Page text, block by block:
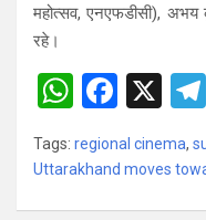
महोत्सव, एनएफडीसी),
रहे।
W
at
F
a
ce
X
Tags: regional cinema,
Uttarakhand moves